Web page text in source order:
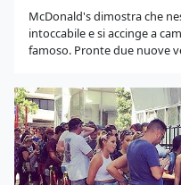
McDonald's dimostra che
intoccabile e si accinge a
famoso. Pronte due nuove